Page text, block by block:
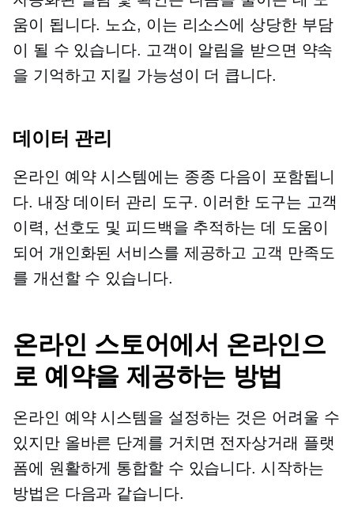
움이 됩니다. 노쇼, 이는 리소스에 상당한 부담
이 될 수 있습니다. 고객이 알림을 받으면 약속
을 기억하고 지킬 가능성이 더 큽니다.
데이터 관리
온라인 예약 시스템에는 종종 다음이 포함됩니
다. 내장데이터 관리 도구. 이러한 도구는 고객
이력, 선호도 및 피드백을 추적하는 데 도움이
되어 개인화된 서비스를 제공하고 고객 만족도
를 개선할 수 있습니다.
온라인 스토어에서 온라인으
로 예약을 제공하는 방법
온라인 예약 시스템을 설정하는 것은 어려울 수
있지만 올바른 단계를 거치면 전자상거래 플랫
폼에 원활하게 통합할 수 있습니다. 시작하는
방법은 다음과 같습니다.